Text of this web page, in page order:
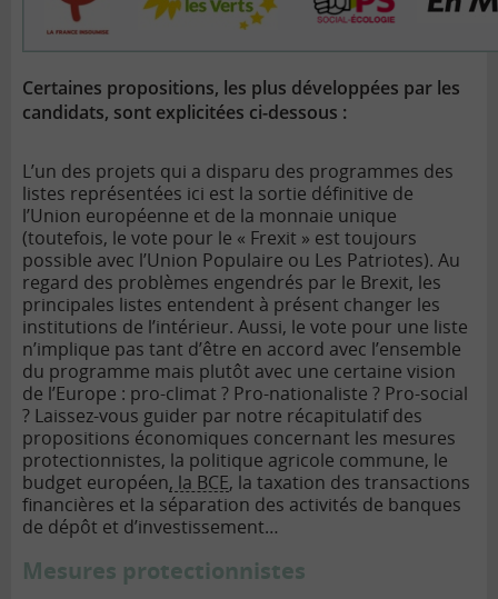
Certaines propositions, les plus développées par les
candidats, sont explicitées ci-dessous :
L’un des projets qui a disparu des programmes des
listes représentées ici est la sortie définitive de
l’Union européenne et de la monnaie unique
(toutefois, le vote pour le « Frexit » est toujours
possible avec l’Union Populaire ou Les Patriotes). Au
regard des problèmes engendrés par le Brexit, les
principales listes entendent à présent changer les
institutions de l’intérieur. Aussi, le vote pour une liste
n’implique pas tant d’être en accord avec l’ensemble
du programme mais plutôt avec une certaine vision
de l’Europe : pro-climat ? Pro-nationaliste ? Pro-social
? Laissez-vous guider par notre récapitulatif des
propositions économiques concernant les mesures
protectionnistes, la politique agricole commune, le
budget européen, la BCE, la taxation des transactions
financières et la séparation des activités de banques
de dépôt et d’investissement…
Mesures protectionnistes